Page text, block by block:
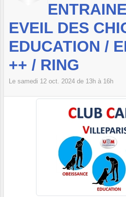
EVEIL DES
EDUCATION /
++ / RING
Le samedi 12 oct. 2024 de 13h à 16h